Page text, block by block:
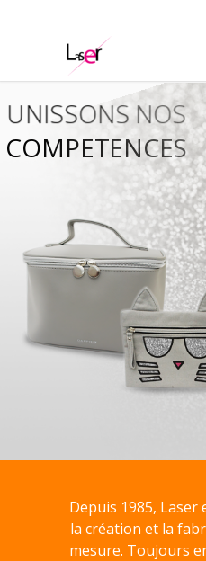
COMPETENCES
UNISSONS NOS
Depuis 1985, Laser
la création et la
mesure. Toujours